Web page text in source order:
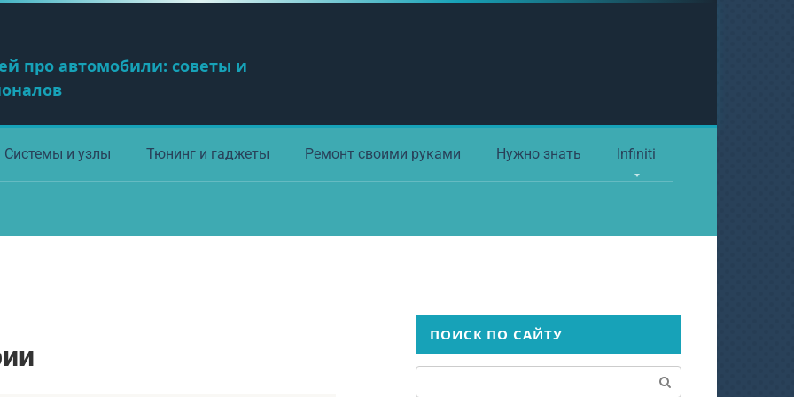
про автомобили: советы и
Системы и узлы Тюнинг и гаджеты Ремонт своими руками Нужно знать Infiniti
ПОИСК ПО САЙТУ